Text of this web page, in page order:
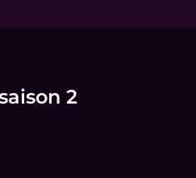
2